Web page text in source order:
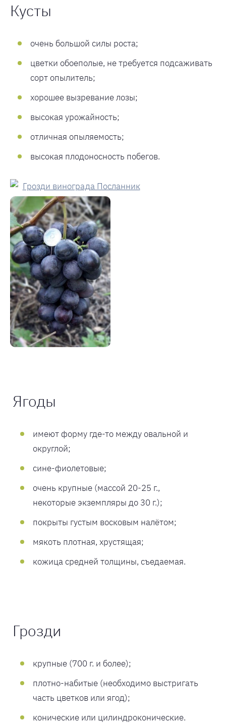
Кусты
очень большой силы роста;
цветки обоеполые, не требуется подсаживать
сорт опылитель;
хорошее вызревание лозы;
высокая урожайность;
отличная опыляемость;
высокая плодоносность побегов.
Ягоды
имеют форму где-то между овальной и
округлой;
сине-фиолетовые;
очень крупные (массой 20-25 г.,
некоторые экземпляры до 30 г.);
покрыты густым восковым налётом;
мякоть плотная, хрустящая;
кожица средней толщины, съедаемая.
Грозди
крупные (700 г. и более);
плотно-набитые (необходимо выстригать
часть цветков или ягод);
конические или цилиндроконические.